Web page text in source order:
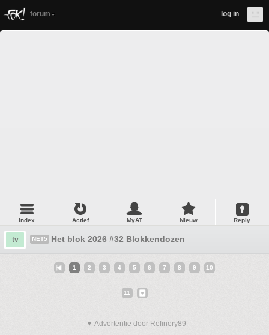
forum log in
Index Actief MyAT Nieuw Reply
tv NET5 Het blok 2026 #32 Blokkendozen
1 2 3 4 5 6 7 8 9 10
11
▼ Advertentie door Refinery89